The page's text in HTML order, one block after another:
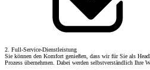
2. Full-Service-Dienstleistung
Sie können den Komfort genießen, dass wir für Sie als
Prozess übernehmen. Dabei werden selbstverständlich Ihre